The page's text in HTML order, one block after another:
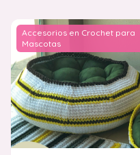
Accesorios en Crochet para
Mascotas